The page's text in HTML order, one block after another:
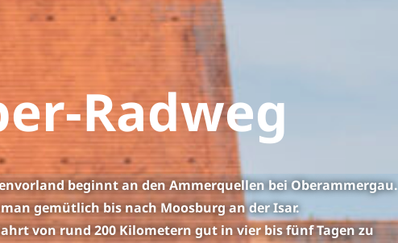
Radweg
beginnt an den Ammerquellen bei Oberammergau.
gemütlich bis nach Moosburg an der Isar.
von rund 200 Kilometern gut in vier bis fünf Tagen zu